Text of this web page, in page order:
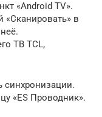
«Android TV».
«Сканировать» в
ТВ TCL,
синхронизации.
«ES Проводник».